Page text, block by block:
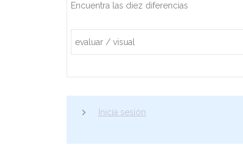
Encuentra las diez diferencias
evaluar / visual
Inicia sesión